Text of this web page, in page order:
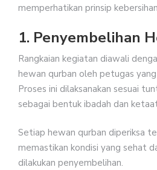
memperhatikan prinsip
1. Penyembelihan
Rangkaian kegiatan diawali
hewan qurban oleh petugas
Proses ini dilaksanakan sesuai
sebagai bentuk ibadah dan
Setiap hewan qurban diperiksa
memastikan kondisi yang sehat
dilakukan penyembelihan.